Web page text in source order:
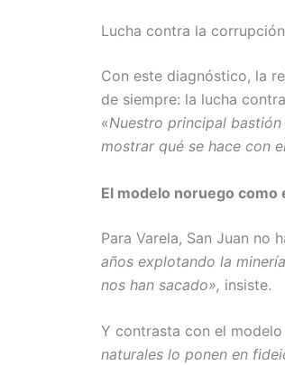
Lucha contra la corrupción
Con este diagnóstico, la
de siempre: la lucha
«Nuestro principal
mostrar qué se hace con
El modelo noruego como
Para Varela, San Juan no
años explotando la
nos han sacado», insiste.
Y contrasta con el
naturales lo ponen en